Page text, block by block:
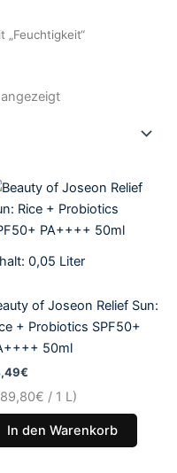
0,05 Liter
of Joseon Relief Sun:
+ Probiotics SPF50+
50ml
€
€ / 1 L)
In den Warenkorb